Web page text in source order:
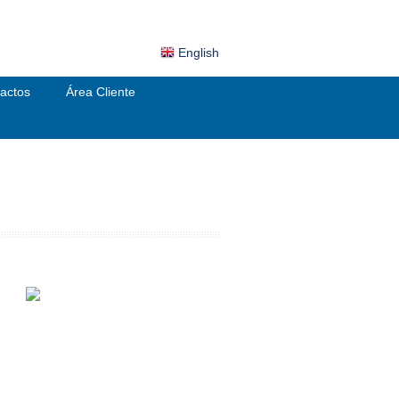
English
Área Cliente